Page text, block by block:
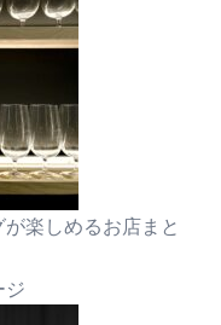
楽しめるお店まと
ジ